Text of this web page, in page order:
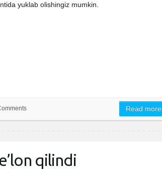
yuklab olishingiz mumkin.
Read more
qilindi